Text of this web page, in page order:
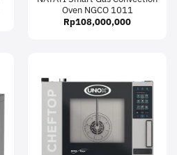
Oven NGCO 1011
Rp108,000,000